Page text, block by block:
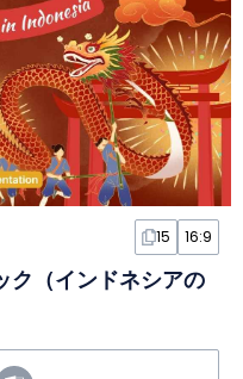
15 16:9
ク（インドネシアの